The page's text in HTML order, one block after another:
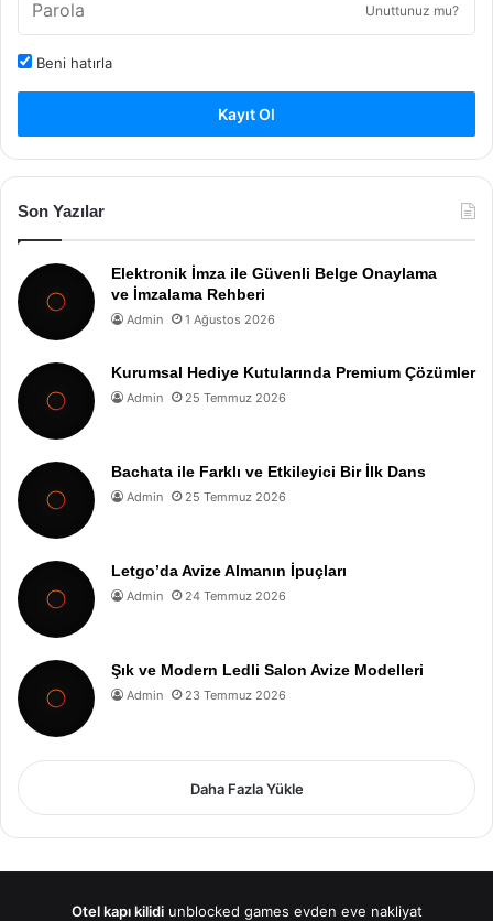
Unuttunuz mu?
Beni hatırla
Kayıt Ol
Son Yazılar
Elektronik İmza ile Güvenli Belge Onaylama
ve İmzalama Rehberi
Admin 1 Ağustos 2026
Kurumsal Hediye Kutularında Premium Çözümler
Admin 25 Temmuz 2026
Bachata ile Farklı ve Etkileyici Bir İlk Dans
Admin 25 Temmuz 2026
Letgo’da Avize Almanın İpuçları
Admin 24 Temmuz 2026
Şık ve Modern Ledli Salon Avize Modelleri
Admin 23 Temmuz 2026
Daha Fazla Yükle
Otel kapı kilidi unblocked games evden eve nakliyat